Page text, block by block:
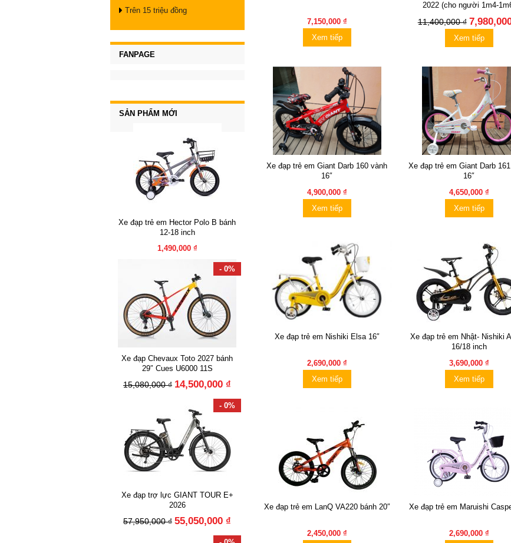
Trên 15 triệu đồng
FANPAGE
SẢN PHẨM MỚI
Xe đạp trẻ em Hector Polo B bánh
12-18 inch
1,490,000 ₫
- 0%
Xe đạp Chevaux Toto 2027 bánh
29″ Cues U6000 11S
15,080,000 ₫ 14,500,000 ₫
- 0%
Xe đạp trợ lực GIANT TOUR E+
2026
57,950,000 ₫ 55,050,000 ₫
7,150,000 ₫
Xem tiếp
2022 (cho người 1m4-
11,400,000 ₫
Xem tiếp
Xe đạp trẻ em Giant Darb 160 vành
16″
4,900,000 ₫
Xem tiếp
Xe đạp trẻ em Giant Darb
16″
4,650,000 ₫
Xem tiếp
Xe đạp trẻ em Nishiki Elsa 16″
2,690,000 ₫
Xem tiếp
Xe đạp trẻ em Nhật- Nishiki
16/18 inch
3,690,000 ₫
Xem tiếp
Xe đạp trẻ em LanQ VA220 bánh 20″
2,450,000 ₫
Xe đạp trẻ em Maruishi
2,690,000 ₫